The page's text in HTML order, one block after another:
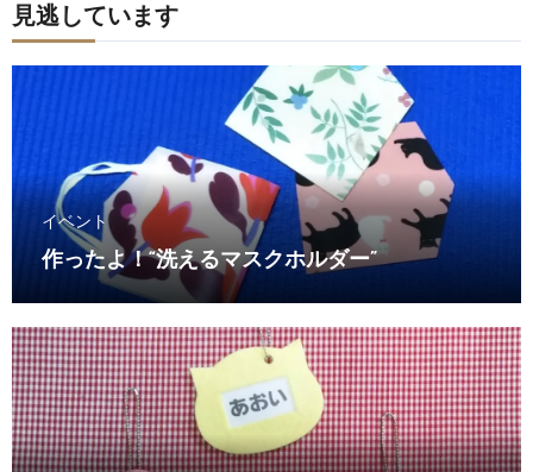
見逃しています
イベント
作ったよ！“洗えるマスクホルダー”